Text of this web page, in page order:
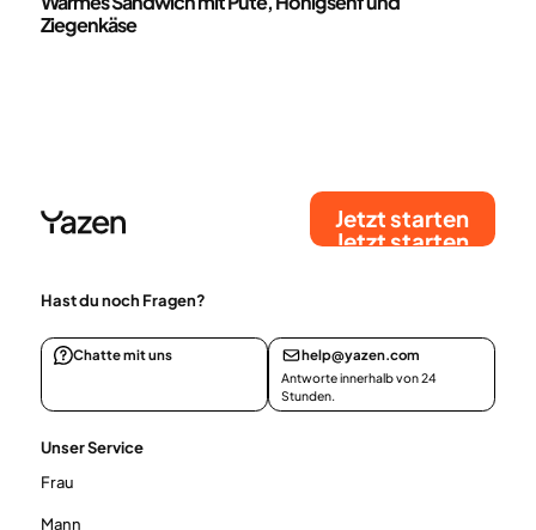
Ziegenkäse
Jetzt starten
Jetzt starten
Hast du noch Fragen?
Chatte mit uns help@yazen.com
Antworte innerhalb von 24
Stunden.
Unser Service
Frau
Mann